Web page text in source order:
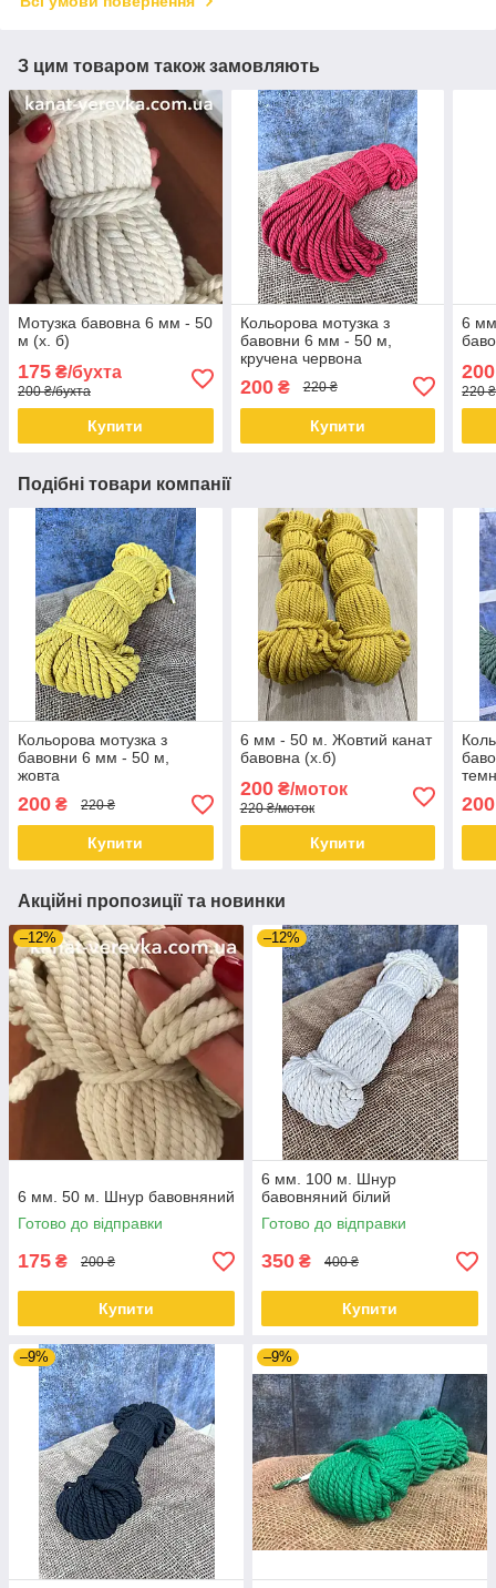
З цим товаром також замовляють
Мотузка бавовна 6 мм - 50
м (х. б)
175 ₴/бухта
200 ₴/бухта
Купити
Кольорова мотузка з
бавовни 6 мм - 50 м,
кручена червона
200₴ 220 ₴
Купити
6
200
220
Подібні товари компанії
Кольорова мотузка з
бавовни 6 мм - 50 м,
жовта
200 ₴ 220 ₴
Купити
6 мм - 50 м. Жовтий канат
бавовна (х.б)
200₴/моток
220 ₴/моток
Купити
200
Акційні пропозиції та новинки
–12%
6 мм. 50 м. Шнур бавовняний
Готово до відправки
175 ₴ 200 ₴
Купити
–12%
6 мм. 100 м. Шнур
бавовняний білий
Готово до відправки
350 ₴ 400 ₴
Купити
–9% –9%